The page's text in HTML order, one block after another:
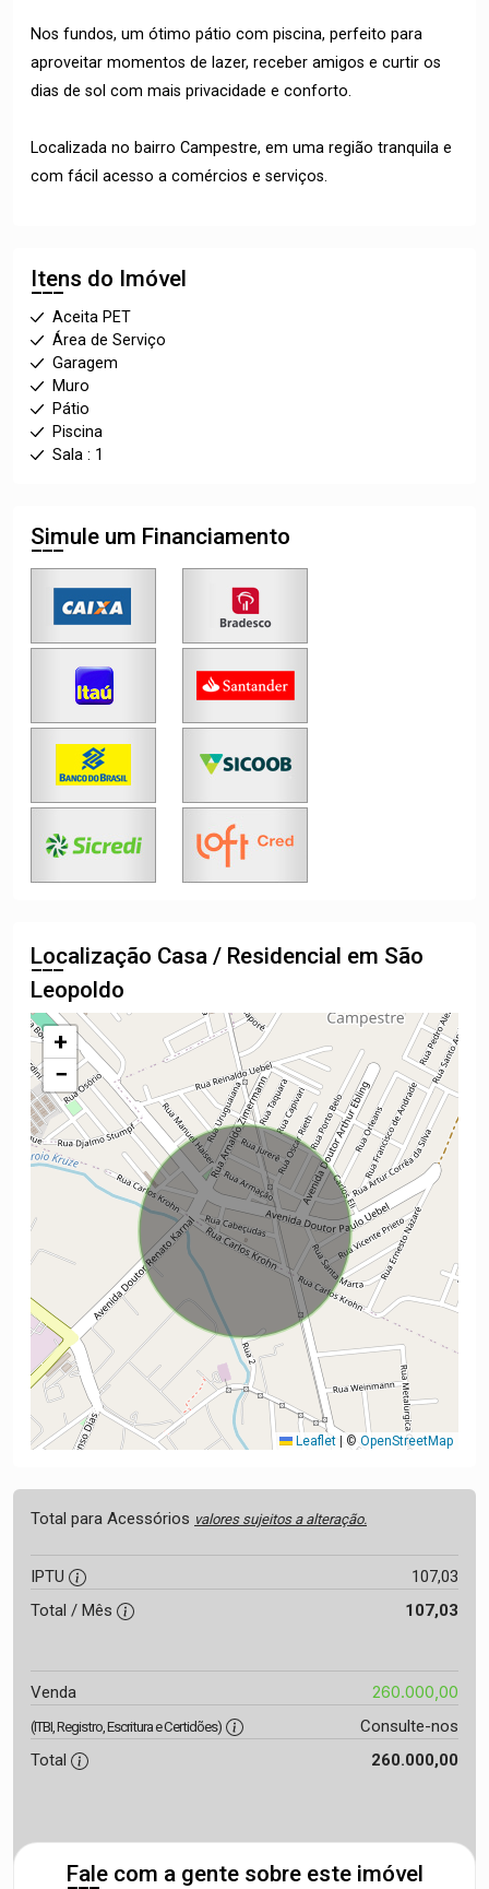
Nos fundos, um ótimo pátio com piscina, perfeito para
aproveitar momentos de lazer, receber amigos e curtir os
dias de sol com mais privacidade e conforto.
Localizada no bairro Campestre, em uma região tranquila e
com fácil acesso a comércios e serviços.
Itens do Imóvel
Aceita PET
Área de Serviço
Garagem
Muro
Pátio
Piscina
Sala : 1
Simule um Financiamento
Localização Casa / Residencial em São
Leopoldo
+
−
Leaflet © OpenStreetMap
Total para Acessórios valores sujeitos a alteração.
IPTU
107,03
Total / Mês
107,03
Venda 260.000,00
(ITBI, Registro, Escritura e Certidões)
Consulte-nos
Total
260.000,00
Fale com a gente sobre este imóvel